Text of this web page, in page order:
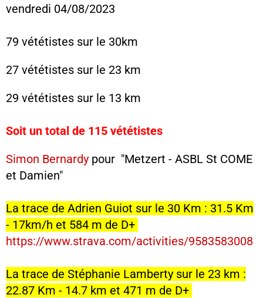
vendredi 04/08/2023
79 vététistes sur le 30km
27 vététistes sur le 23 km
29 vététistes sur le 13 km
Soit un total de 115 vététistes
Simon Bernardy pour "Metzert - ASBL St COME
et Damien"
La trace de Adrien Guiot sur le 30 Km : 31.5 Km
- 17km/h et 584 m de D+
https://www.strava.com/activities/9583583008
La trace de Stéphanie Lamberty sur le 23 km :
22.87 Km - 14.7 km et 471 m de D+